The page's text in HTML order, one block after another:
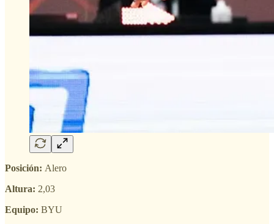
Posición: Alero
Altura: 2,03
Equipo: BYU